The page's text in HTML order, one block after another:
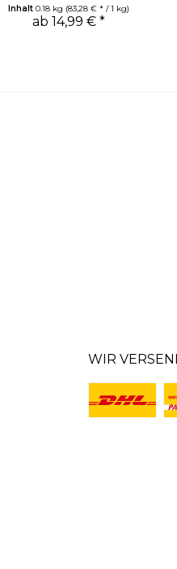
Inhalt 0.18 kg (83,28 € * / 1 kg)
ab 14,99 € *
WIR